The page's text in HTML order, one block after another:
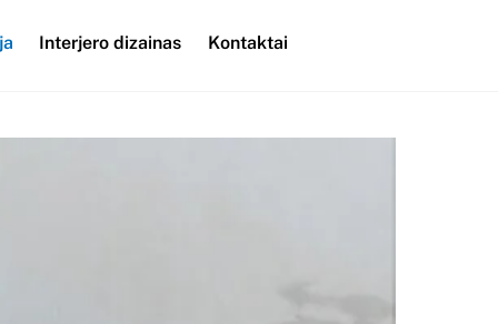
Interjero dizainas Kontaktai